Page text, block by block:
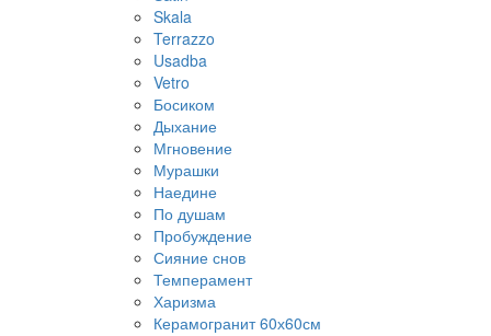
Skala
Terrazzo
Usadba
Vetro
Босиком
Дыхание
Мгновение
Мурашки
Наедине
По душам
Пробуждение
Сияние снов
Темперамент
Харизма
Керамогранит 60х60см